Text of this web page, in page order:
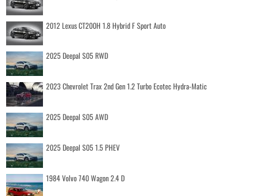
2012 Lexus CT200H 1.8 Hybrid F Sport Auto
2025 Deepal S05 RWD
2023 Chevrolet Trax 2nd Gen 1.2 Turbo Ecotec Hydra-Matic
2025 Deepal S05 AWD
2025 Deepal S05 1.5 PHEV
1984 Volvo 740 Wagon 2.4 D